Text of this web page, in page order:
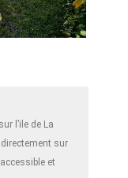
l’ile de La
sur
et